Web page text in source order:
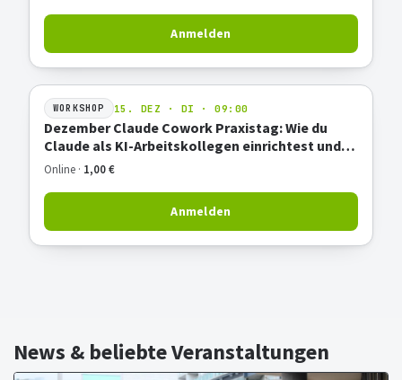
Anmelden
WORKSHOP 15. DEZ · DI · 09:00
Dezember Claude Cowork Praxistag: Wie du
Claude als KI-Arbeitskollegen einrichtest und
produktiv nutzt
Online · 1,00 €
Anmelden
News & beliebte Veranstaltungen